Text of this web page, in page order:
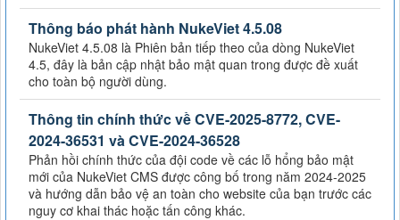
Thông báo phát hành NukeViet 4.5.08
NukeViet 4.5.08 là Phiên bản tiếp theo của dòng NukeViet
4.5, đây là bản cập nhật bảo mật quan trong được đề xuất
cho toàn bộ người dùng.
Thông tin chính thức về CVE-2025-8772, CVE-
2024-36531 và CVE-2024-36528
Phản hồi chính thức của đội code về các lỗ hổng bảo mật
mới của NukeViet CMS được công bố trong năm 2024-2025
và hướng dẫn bảo vệ an toàn cho website của bạn trước các
nguy cơ khai thác hoặc tấn công khác.